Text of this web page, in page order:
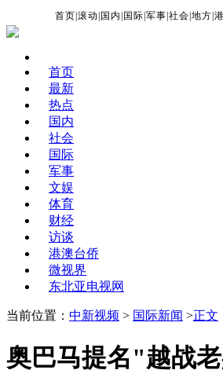
首页 |滚动 国内 国际 |军事 |社会 |地方 |
首页
最新
热点
国内
社会
国际
军事
文娱
体育
财经
访谈
港澳台侨
微视界
东北亚电视网
当前位置： 中新视频 > 国际新闻 >正文
奥巴马提名"越战